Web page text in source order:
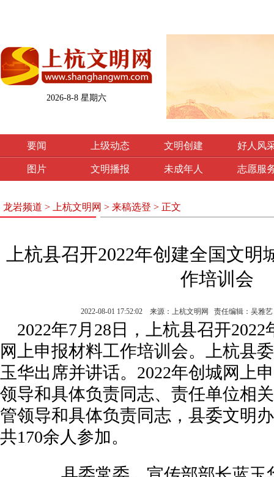
2026-8-8 星期六
要闻 上级动态 文明创建 好人风
图片 文明播报 未成年人 志愿服
龙岩频道 > 上杭文明网 > 来稿选登 > 正文
上杭县召开2022年创建全国文
作培训会
2022-08-01 17:52:02 来源：上杭文明网 责任编辑：吴雅
2022年7月28日，上杭县召开
网上申报材料工作培训会。上杭县
玉华出席并讲话。2022年创城网上
领导和具体负责同志、责任单位相
管领导和具体负责同志，县委文明
共170余人参加。